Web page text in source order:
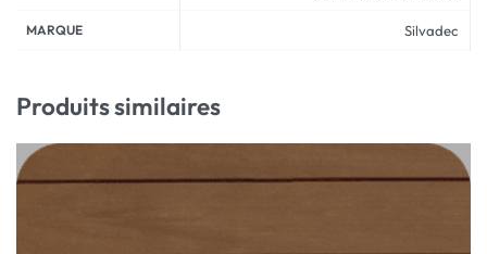
MARQUE Silvadec
Produits similaires